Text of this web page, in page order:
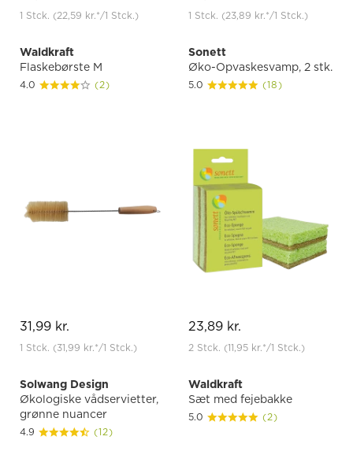
1 Stck. (22,59 kr.*/1 Stck.) 1 Stck. (23,89 kr.*/1 Stck.)
Waldkraft
Flaskebørste M
4.0 (2)
31,99 kr.
1 Stck. (31,99 kr.*/1 Stck.)
Sonett
Øko-Opvaskesvamp, 2 stk.
5.0 (18)
23,89 kr.
2 Stck. (11,95 kr.*/1 Stck.)
Solwang Design
Økologiske vådservietter,
grønne nuancer
4.9 (12)
Waldkraft
Sæt med fejebakke
5.0 (2)